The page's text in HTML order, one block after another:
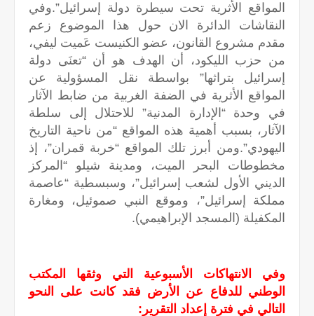
المواقع الأثرية تحت سيطرة دولة إسرائيل”.وفي
النقاشات الدائرة الان حول هذا الموضوع زعم
مقدم مشروع القانون، عضو الكنيست عَميت ليفي،
من حزب الليكود، أن الهدف هو أن “تعنَى دولة
إسرائيل بتراثها” بواسطة نقل المسؤولية عن
المواقع الأثرية في الضفة الغربية من ضابط الآثار
في وحدة “الإدارة المدنية” للاحتلال إلى سلطة
الآثار، بسبب أهمية هذه المواقع “من ناحية التاريخ
اليهودي”.ومن أبرز تلك المواقع “خربة قمران”، إذ
مخطوطات البحر الميت، ومدينة شيلو “المركز
الديني الأول لشعب إسرائيل”، وسبسطية “عاصمة
مملكة إسرائيل”، وموقع النبي صموئيل، ومغارة
المكفيلة (المسجد الإبراهيمي).
وفي الانتهاكات الأسبوعية التي وثقها المكتب
الوطني للدفاع عن الأرض فقد كانت على النحو
التالي في فترة إعداد التقرير: